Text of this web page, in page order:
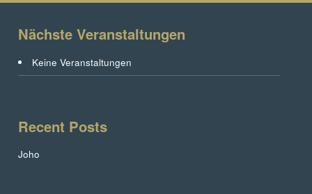
Nächste Veranstaltungen
Keine Veranstaltungen
Recent Posts
Joho